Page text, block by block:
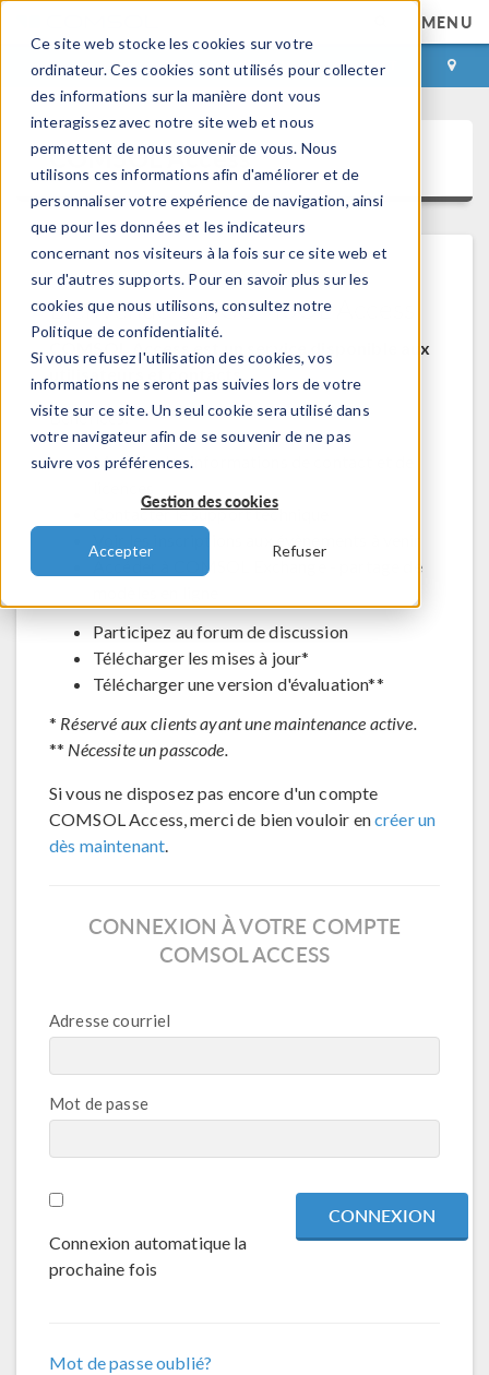
Ce site web stocke les cookies sur votre
ordinateur. Ces cookies sont utilisés pour collecter
des informations sur la manière dont vous
interagissez avec notre site web et nous
permettent de nous souvenir de vous. Nous
utilisons ces informations afin d'améliorer et de
personnaliser votre expérience de navigation, ainsi
que pour les données et les indicateurs
concernant nos visiteurs à la fois sur ce site web et
sur d'autres supports. Pour en savoir plus sur les
cookies que nous utilisons, consultez notre
Politique de confidentialité.
Si vous refusez l'utilisation des cookies, vos
informations ne seront pas suivies lors de votre
visite sur ce site. Un seul cookie sera utilisé dans
votre navigateur afin de se souvenir de ne pas
suivre vos préférences.
Gestion des cookies
Accepter Refuser
MENU
CONNEXION CONTACT
COMSOL Access
Bienvenue sur COMSOL Access
COMSOL Access est un service disponible aux
utilisateurs et contacts.
Bénéfices:
Modifier les informations de contact et de
Contacter le support technique
Voir les inscriptions aux évènements à venir
Accéder à COMSOL Exchange - partage de
Participez au forum de discussion
Télécharger les mises à jour*
Télécharger une version d'évaluation**
* Réservé aux clients ayant une maintenance active.
** Nécessite un passcode.
Si vous ne disposez pas encore d'un compte
COMSOL Access, merci de bien vouloir encréer un
dès maintenant.
CONNEXION À VOTRE COMPTE
COMSOL ACCESS
Adresse courriel
Mot de passe
Connexion automatique la
prochaine fois
Mot de passe oublié?